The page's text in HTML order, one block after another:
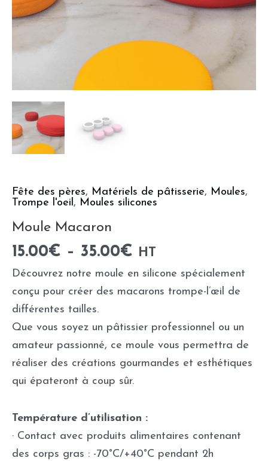
Fête des pères, Matériels de pâtisserie, Moules,
Trompe l'oeil , Moules silicones
Moule Macaron
15.00€ – 35.00€ HT
Découvrez notre moule en silicone spécialement
conçu pour créer des macarons trompe-l’œil de
différentes tailles.
Que vous soyez un pâtissier professionnel ou un
amateur passionné, ce moule vous permettra de
réaliser des créations gourmandes et esthétiques
qui épateront à coup sûr.
Température d’utilisation :
· Contact avec produits alimentaires contenant
des corps gras : -70°C/+40°C pendant 2h